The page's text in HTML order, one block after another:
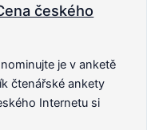
českého
je v anketě
čtenářské ankety
Internetu si